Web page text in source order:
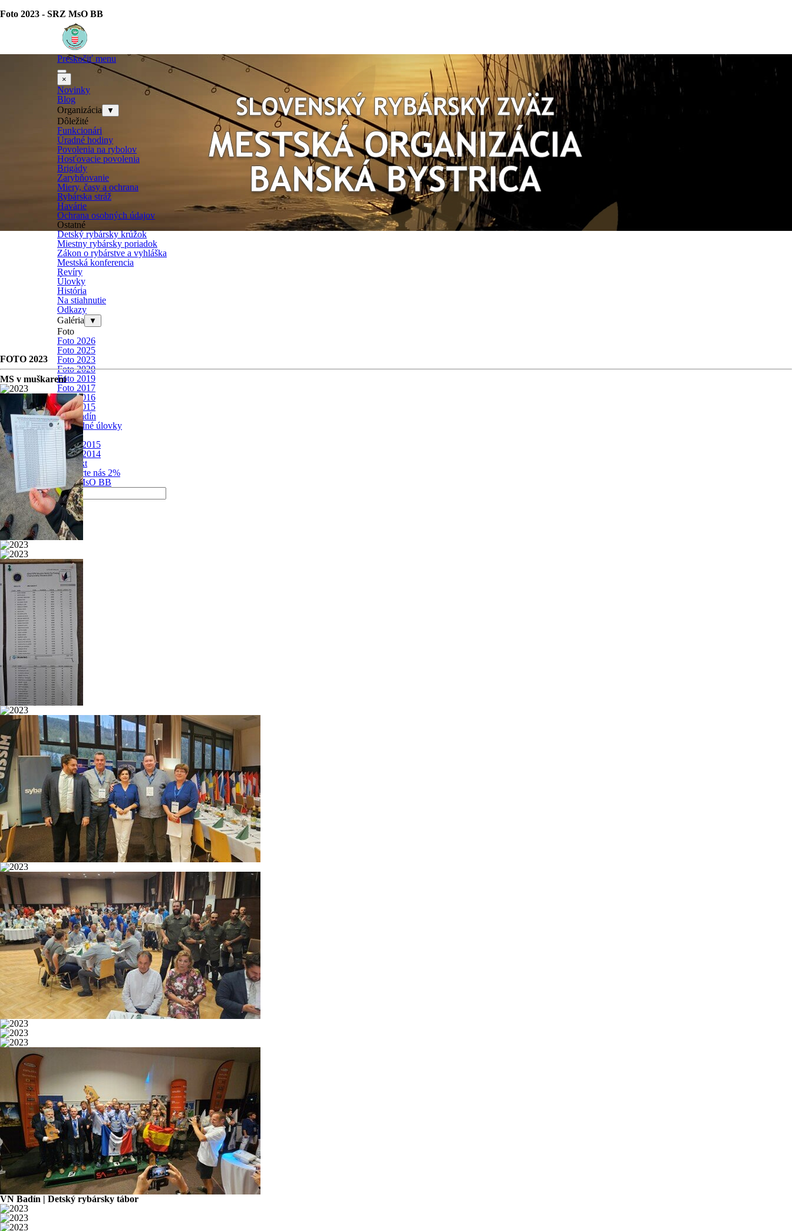
Foto 2023 - SRZ MsO BB
Preskočiť menu
×
Novinky
Blog
Organizácia
▼
Dôležité
Funkcionári
Úradné hodiny
Povolenia na rybolov
Hosťovacie povolenia
Brigády
Zarybňovanie
Miery, časy a ochrana
Rybárska stráž
Havárie
Ochrana osobných údajov
Ostatné
Detský rybársky krúžok
Miestny rybársky poriadok
Zákon o rybárstve a vyhláška
Mestská konferencia
Revíry
Úlovky
História
Na stiahnutie
Odkazy
Galéria
▼
Foto
Foto 2026
Foto 2025
Foto 2023
Foto 2020
Foto 2019
Foto 2017
Foto 2016
Foto 2015
VN Badín
Rekordné úlovky
Video
Video 2015
Video 2014
Kontakt
Podporte nás 2%
SRZ MsO BB
FOTO 2023
MS v muškarení
VN Badín | Detský rybársky tábor